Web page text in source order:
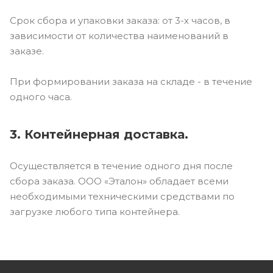
Срок сбора и упаковки заказа: от 3-х часов, в
зависимости от количества наименований в
заказе.
При формировании заказа на складе - в течение
одного часа.
3. Контейнерная доставка.
Осуществляется в течение одного дня после
сбора заказа. ООО «Эталон» обладает всеми
необходимыми техническими средствами по
загрузке любого типа контейнера.